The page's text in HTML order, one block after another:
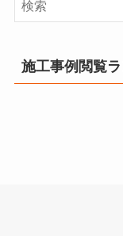
施工事例閲覧